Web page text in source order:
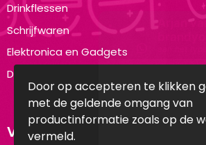
Drinkflessen
Schrijfwaren
Elektronica en Gadgets
Draagtassen
Volg ons op:
Door op accepteren te klikken
met de geldende omgang van
productinformatie zoals op de
vermeld.